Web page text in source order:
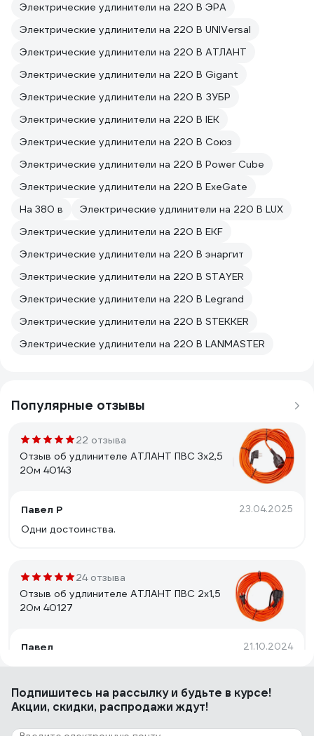
Электрические удлинители на 220 В ЭРА
Электрические удлинители на 220 В UNIVersal
Электрические удлинители на 220 В АТЛАНТ
Электрические удлинители на 220 В Gigant
Электрические удлинители на 220 В ЗУБР
Электрические удлинители на 220 В IEK
Электрические удлинители на 220 В Союз
Электрические удлинители на 220 В Power Cube
Электрические удлинители на 220 В ExeGate
На 380 в
Электрические удлинители на 220 В LUX
Электрические удлинители на 220 В EKF
Электрические удлинители на 220 В энаргит
Электрические удлинители на 220 В STAYER
Электрические удлинители на 220 В Legrand
Электрические удлинители на 220 В STEKKER
Электрические удлинители на 220 В LANMASTER
Популярные отзывы
22 отзыва
Отзыв об удлинителе АТЛАНТ ПВС 3х2,5
20м 40143
Павел Р 23.04.2025
Одни достоинства.
24 отзыва
Отзыв об удлинителе АТЛАНТ ПВС 2х1,5
20м 40127
Павел 21.10.2024
Сделан надёжно, провод не дубеет при околонулевых
13 отзывов
Подпишитесь на рассылкуи будьте в курсе!
Акции, скидки, распродажи ждут!